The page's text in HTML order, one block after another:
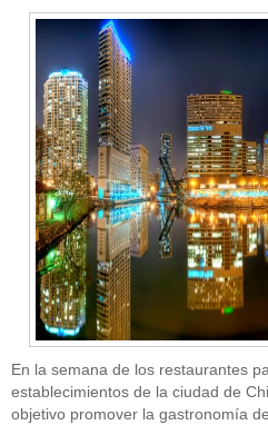
En la semana de los restaurantes
establecimientos de la ciudad de
objetivo promover la gastronomía